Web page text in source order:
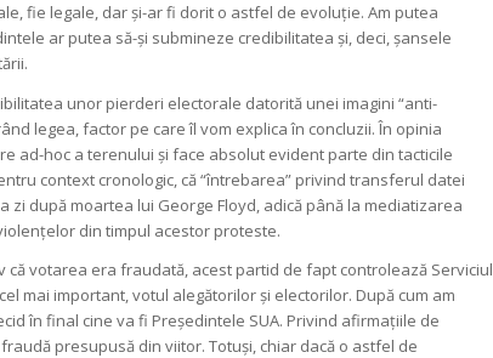
fie legale, dar și-ar fi dorit o astfel de evoluție. Am putea
ar putea să-și submineze credibilitatea și, deci, șansele
unor pierderi electorale datorită unei imagini “anti-
legea, factor pe care îl vom explica în concluzii. În opinia
ad-hoc a terenului și face absolut evident parte din tacticile
context cronologic, că “întrebarea” privind transferul datei
zi după moartea lui George Floyd, adică până la mediatizarea
din timpul acestor proteste.
votarea era fraudată, acest partid de fapt controlează Serviciul
mai important, votul alegătorilor și electorilor. După cum am
în final cine va fi Președintele SUA. Privind afirmațiile de
presupusă din viitor. Totuși, chiar dacă o astfel de